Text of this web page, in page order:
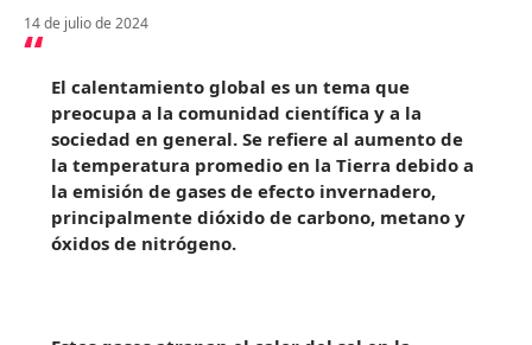
14 de julio de 2024
El calentamiento global es un tema que
preocupa a la comunidad científica y a la
sociedad en general. Se refiere al aumento de
la temperatura promedio en la Tierra debido a
la emisión de gases de efecto invernadero,
principalmente dióxido de carbono, metano y
óxidos de nitrógeno.